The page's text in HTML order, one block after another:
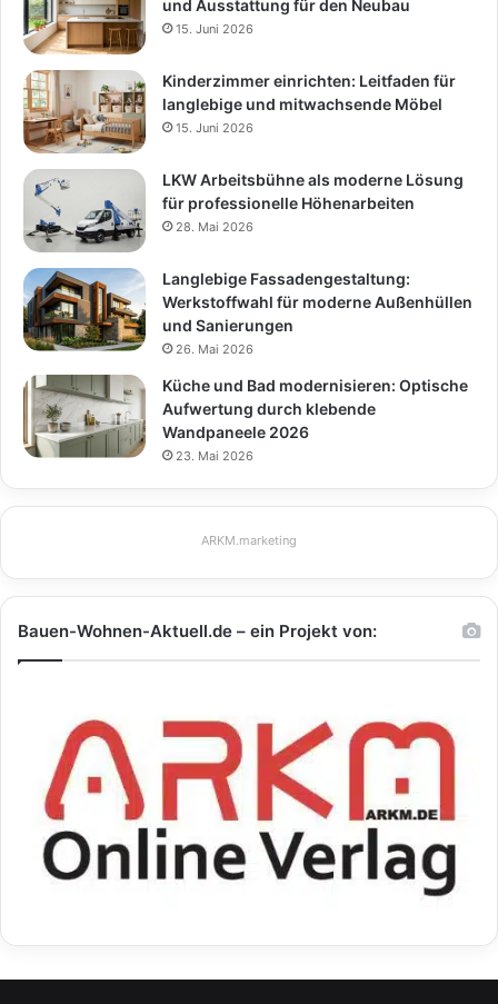
und Ausstattung für den Neubau
15. Juni 2026
Kinderzimmer einrichten: Leitfaden für
langlebige und mitwachsende Möbel
15. Juni 2026
LKW Arbeitsbühne als moderne Lösung
für professionelle Höhenarbeiten
28. Mai 2026
Langlebige Fassadengestaltung:
Werkstoffwahl für moderne Außenhüllen
und Sanierungen
26. Mai 2026
Küche und Bad modernisieren: Optische
Aufwertung durch klebende
Wandpaneele 2026
23. Mai 2026
ARKM.marketing
Bauen-Wohnen-Aktuell.de – ein Projekt von: